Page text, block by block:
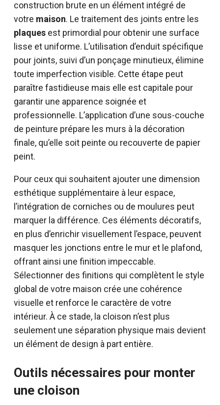
construction brute en un élément intégré de
votre maison. Le traitement des joints entre les
plaques est primordial pour obtenir une surface
lisse et uniforme. L’utilisation d’enduit spécifique
pour joints, suivi d’un ponçage minutieux, élimine
toute imperfection visible. Cette étape peut
paraître fastidieuse mais elle est capitale pour
garantir une apparence soignée et
professionnelle. L’application d’une sous-couche
de peinture prépare les murs à la décoration
finale, qu’elle soit peinte ou recouverte de papier
peint.
Pour ceux qui souhaitent ajouter une dimension
esthétique supplémentaire à leur espace,
l’intégration de corniches ou de moulures peut
marquer la différence. Ces éléments décoratifs,
en plus d’enrichir visuellement l’espace, peuvent
masquer les jonctions entre le mur et le plafond,
offrant ainsi une finition impeccable.
Sélectionner des finitions qui complètent le style
global de votre maison crée une cohérence
visuelle et renforce le caractère de votre
intérieur. À ce stade, la cloison n’est plus
seulement une séparation physique mais devient
un élément de design à part entière.
Outils nécessaires pour monter
une cloison